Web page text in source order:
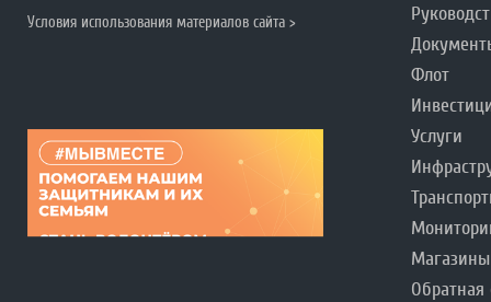
Условия использования материалов сайта >
Флот
Услуги
Магазины
Обратная